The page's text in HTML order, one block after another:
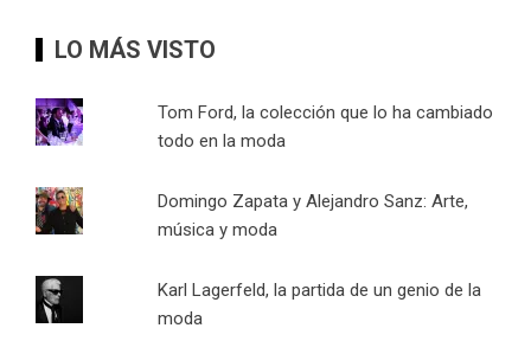
LO MÁS VISTO
Tom Ford, la colección que lo ha cambiado
todo en la moda
Domingo Zapata y Alejandro Sanz: Arte,
música y moda
Karl Lagerfeld, la partida de un genio de la
moda